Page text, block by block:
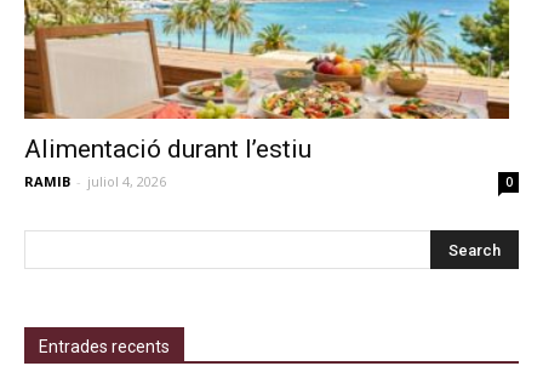
Alimentació durant l’estiu
RAMIB - juliol 4, 2026 0
Entrades recents